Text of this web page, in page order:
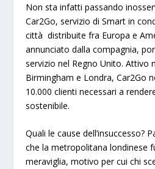
Non sta infatti passando
Car2Go, servizio di Smart in
città distribuite fra Europa e
annunciato dalla compagnia,
servizio nel Regno Unito. Attivo
Birmingham e Londra, Car2Go
10.000 clienti necessari a
sostenibile.
Quali le cause dell’insuccesso?
chela metropolitana londinese
meraviglia, motivo per cui chi